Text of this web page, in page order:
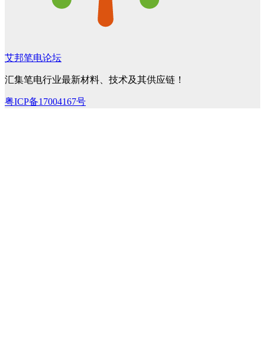
艾邦笔电论坛
汇集笔电行业最新材料、技术及其供应链！
粤ICP备17004167号